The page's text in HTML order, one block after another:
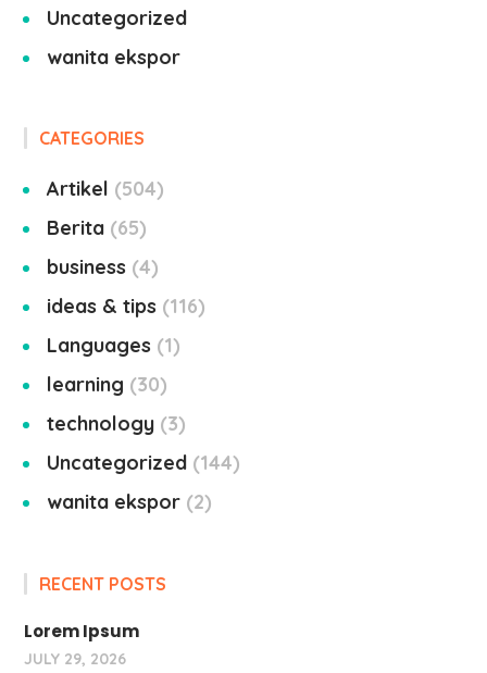
Uncategorized
wanita ekspor
CATEGORIES
Artikel
504
Berita 65
business 4
ideas & tips
116
Languages
1
learning
30
technology 3
Uncategorized 144
wanita ekspor 2
RECENT POSTS
Lorem Ipsum
JULY 29, 2026